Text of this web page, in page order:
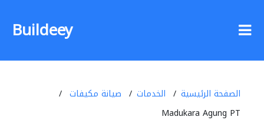
Buildeey
الصفحة الرئيسية الخدمات
صيانة مكيفات
Madukara Agung PT